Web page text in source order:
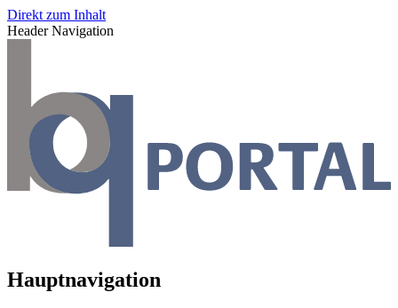
Direkt zum Inhalt
Header Navigation
Hauptnavigation